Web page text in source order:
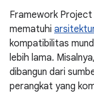
Framework Project
mematuhi
kompatibilitas
lebih lama.
dibangun dari
perangkat yang